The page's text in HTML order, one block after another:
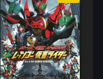
มังกรพิพากษา